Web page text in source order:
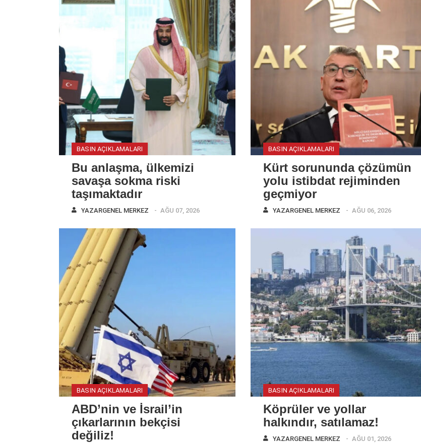
BASIN AÇIKLAMALARI
Bu anlaşma, ülkemizi
savaşa sokma riski
taşımaktadır
YAZARGENEL MERKEZ AĞU 07, 2026
BASIN AÇIKLAMALARI
Kürt sorununda çözümün
yolu istibdat rejiminden
geçmiyor
YAZARGENEL MERKEZ AĞU 06, 2026
BASIN AÇIKLAMALARI
ABD’nin ve İsrail’in
çıkarlarının bekçisi
değiliz!
BASIN AÇIKLAMALARI
Köprüler ve yollar
halkındır, satılamaz!
YAZARGENEL MERKEZ AĞU 01, 2026